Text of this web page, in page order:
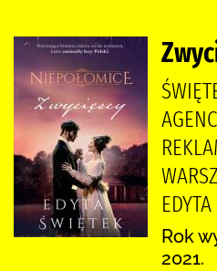
EDYTA
Rok
2021.